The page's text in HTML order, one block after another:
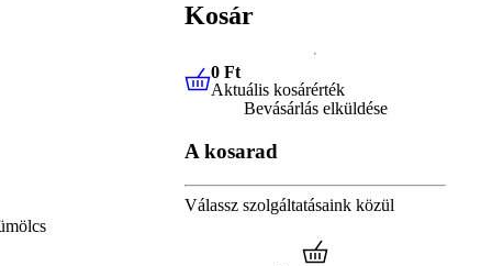
Kosár
0 FtAktuális kosárérték
0 Ft
Aktuális kosárérték
Bevásárlás elküldése
A kosarad
Válassz szolgáltatásaink közül